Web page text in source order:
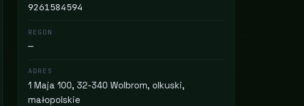
9261584594
REGON
—
ADRES
1 Maja 100, 32-340 Wolbrom, olkuski,
małopolskie